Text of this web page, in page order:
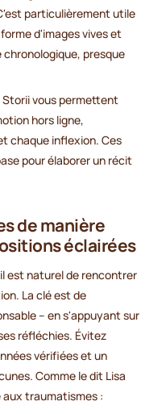
particulièrement utile
d'images vives et
presque
Storii vous permettent
hors ligne,
chaque inflexion. Ces
pour élaborer un récit
de manière
éclairées
est naturel de rencontrer
La clé est de
– en s'appuyant sur
réfléchies. Évitez
vérifiées et un
Comme le dit Lisa
aux traumatismes :